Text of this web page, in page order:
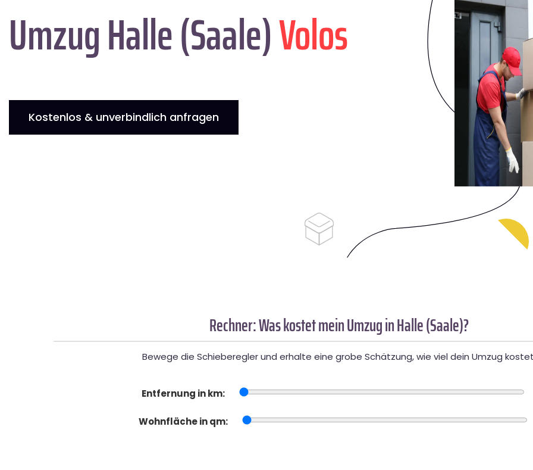
Umzug Halle (Saale)Volos
Kostenlos & unverbindlich anfragen
Rechner: Was kostet mein Umzug in Halle (Saale)?
Bewege die Schieberegler und erhalte eine grobe Schätzung, wie viel dein Umzug
Entfernung in km:
Wohnfläche in qm: